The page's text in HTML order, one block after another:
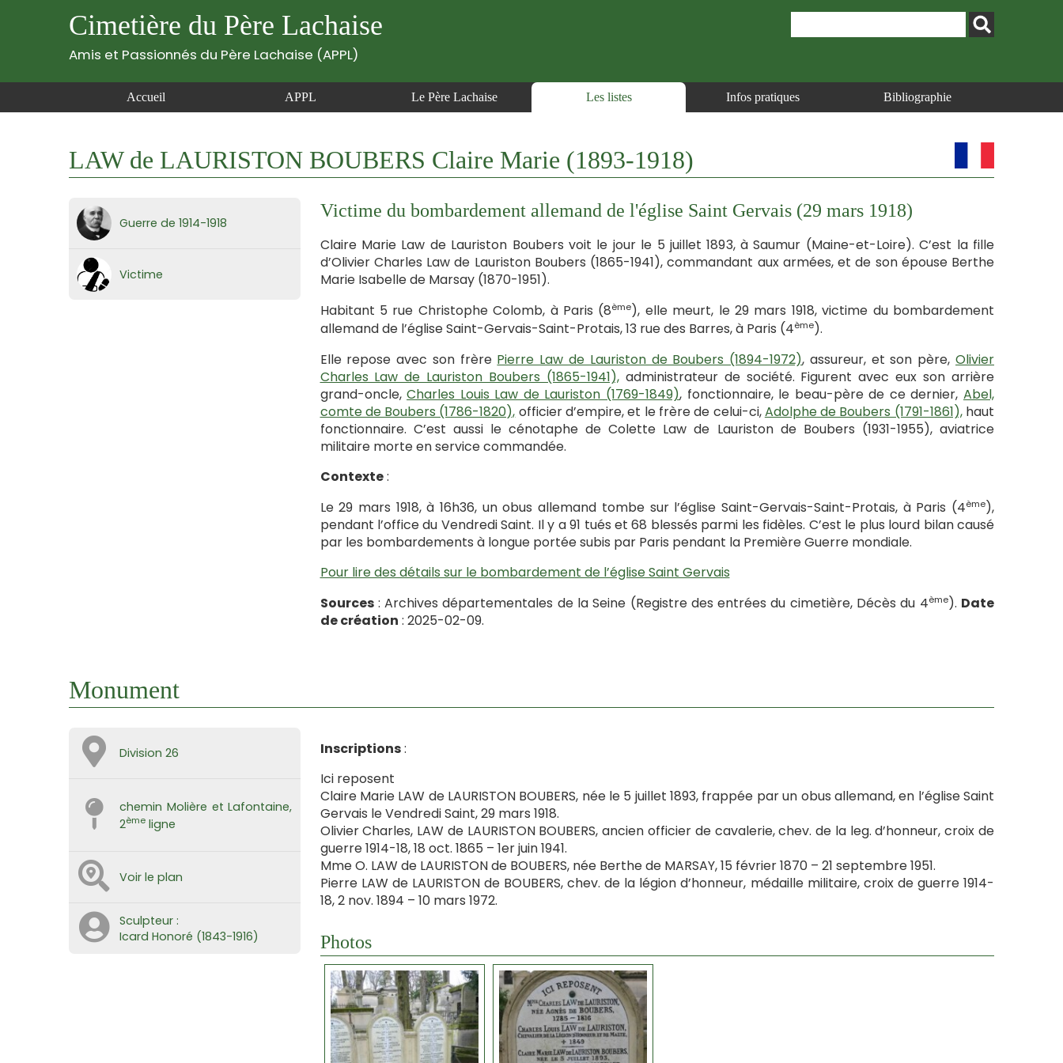
Cimetière du Père Lachaise
Amis et Passionnés du Père Lachaise (APPL)
Accueil APPL Le Père Lachaise Les listes Infos pratiques Bibliographie
LAW de LAURISTON BOUBERS Claire Marie (1893-1918)
Guerre de 1914-1918
Victime
Victime du bombardement allemand de l'église Saint Gervais (29 mars 1918)
Claire Marie Law de Lauriston Boubers voit le jour le 5 juillet 1893, à Saumur (Maine-et-Loire). C’est la fille
d’Olivier Charles Law de Lauriston Boubers (1865-1941), commandant aux armées, et de son épouse Berthe
Marie Isabelle de Marsay (1870-1951).
Habitant 5 rue Christophe Colomb, à Paris (8ème), elle meurt, le 29 mars 1918, victime du bombardement
allemand de l’église Saint-Gervais-Saint-Protais, 13 rue des Barres, à Paris (4ème).
Elle repose avec son frère Pierre Law de Lauriston de Boubers (1894-1972), assureur, et son père, Olivier
Charles Law de Lauriston Boubers (1865-1941),administrateur de société. Figurent avec eux son arrière
grand-oncle,Charles Louis Law de Lauriston (1769-1849), fonctionnaire, le beau-père de ce dernier,Abel,
comte de Boubers (1786-1820), officier d’empire, et le frère de celui-ci,Adolphe de Boubers (1791-1861),haut
fonctionnaire. C’est aussi le cénotaphe de Colette Law de Lauriston de Boubers (1931-1955), aviatrice
militaire morte en service commandée.
Contexte:
Le 29 mars 1918, à 16h36, un obus allemand tombe sur l’église Saint-Gervais-Saint-Protais, à Paris (4ème),
pendant l’office du Vendredi Saint. Il y a 91 tués et 68 blessés parmi les fidèles. C’est le plus lourd bilan causé
par les bombardements à longue portée subis par Paris pendant la Première Guerre mondiale.
Pour lire des détails sur le bombardement de l’église Saint Gervais
Sources: Archives départementales de la Seine (Registre des entrées du cimetière, Décès du 4ème). Date
de création : 2025-02-09.
Monument
Division 26
chemin Molière et Lafontaine,
2ème ligne
Voir le plan
Sculpteur :
Icard Honoré (1843-1916)
Inscriptions:
Ici reposent
Claire Marie LAW de LAURISTON BOUBERS, née le 5 juillet 1893, frappée par un obus allemand, en l’église Saint
Gervais le Vendredi Saint, 29 mars 1918.
Olivier Charles, LAW de LAURISTON BOUBERS, ancien officier de cavalerie, chev. de la leg. d’honneur, croix de
guerre 1914-18, 18 oct. 1865 – 1er juin 1941.
Mme O. LAW de LAURISTON de BOUBERS, née Berthe de MARSAY, 15 février 1870 – 21 septembre 1951.
Pierre LAW de LAURISTON de BOUBERS, chev. de la légion d’honneur, médaille militaire, croix de guerre 1914-
18, 2 nov. 1894 – 10 mars 1972.
Photos